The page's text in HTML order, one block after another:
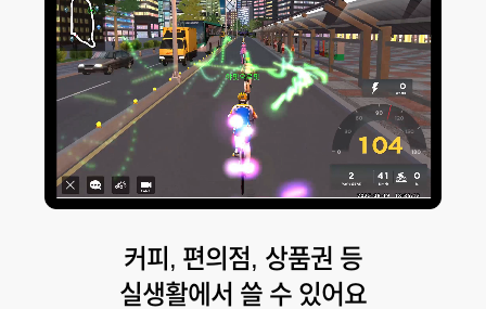
커피, 편의점, 상품권 등
실생활에서 쓸 수 있어요